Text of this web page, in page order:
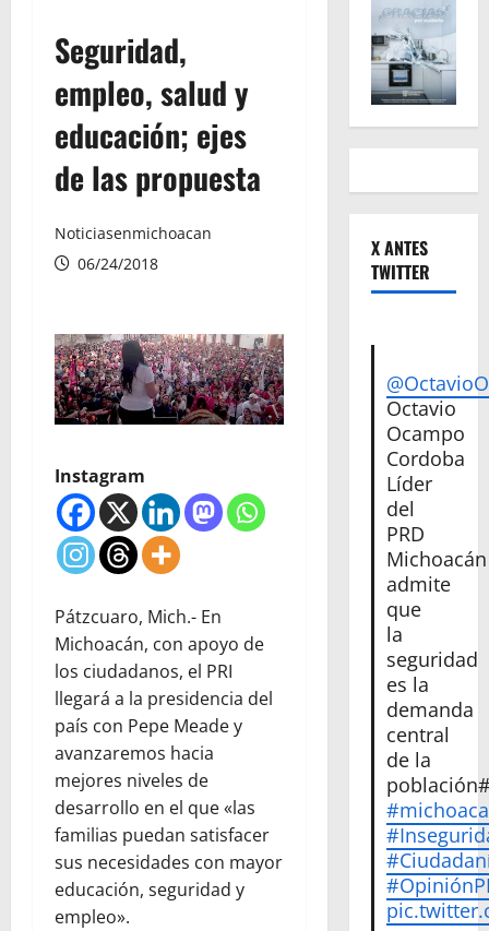
Seguridad,
empleo, salud y
educación; ejes
de las propuesta
Noticiasenmichoacan
06/24/2018
Instagram
Pátzcuaro, Mich.- En
Michoacán, con apoyo de
los ciudadanos, el PRI
llegará a la presidencia del
país con Pepe Meade y
avanzaremos hacia
mejores niveles de
desarrollo en el que «las
familias puedan satisfacer
sus necesidades con mayor
educación, seguridad y
empleo».
X ANTES
TWITTER
Octavio
Ocampo
Cordoba
Líder
del
PRD
Michoacán
admite
que
la
seguridad
es la
demanda
central
de la